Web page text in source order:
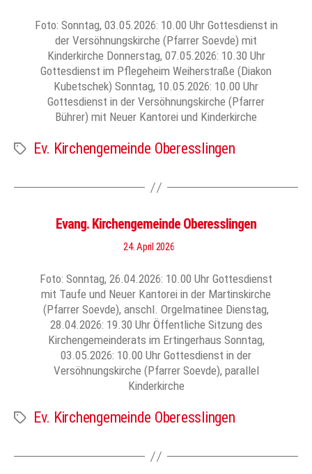
Foto: Sonntag, 03.05.2026: 10.00 Uhr Gottesdienst in
der Versöhnungskirche (Pfarrer Soevde) mit
Kinderkirche Donnerstag, 07.05.2026: 10.30 Uhr
Gottesdienst im Pflegeheim Weiherstraße (Diakon
Kubetschek) Sonntag, 10.05.2026: 10.00 Uhr
Gottesdienst in der Versöhnungskirche (Pfarrer
Bührer) mit Neuer Kantorei und Kinderkirche
Schlagwörter
Ev. Kirchengemeinde Oberesslingen
Evang. Kirchengemeinde Oberesslingen
24. April 2026
Foto: Sonntag, 26.04.2026: 10.00 Uhr Gottesdienst
mit Taufe und Neuer Kantorei in der Martinskirche
(Pfarrer Soevde), anschl. Orgelmatinee Dienstag,
28.04.2026: 19.30 Uhr Öffentliche Sitzung des
Kirchengemeinderats im Ertingerhaus Sonntag,
03.05.2026: 10.00 Uhr Gottesdienst in der
Versöhnungskirche (Pfarrer Soevde), parallel
Kinderkirche
Schlagwörter
Ev. Kirchengemeinde Oberesslingen